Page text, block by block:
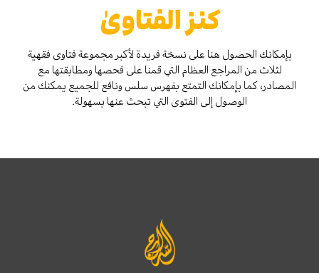
كنز الفتاوىٰ
بإمكانك الحصول هنا على نسخة فريدة لأكبر مجموعة فتاوى فقهية
لثلاث من المراجع العظام التي قمنا على فحصها ومطابقتها مع
المصادر، كما بإمكانك التمتع بفهرس سلس ونافع للجميع يمكنك من
الوصول إلى الفتوى التي تبحث عنها بسهولة.